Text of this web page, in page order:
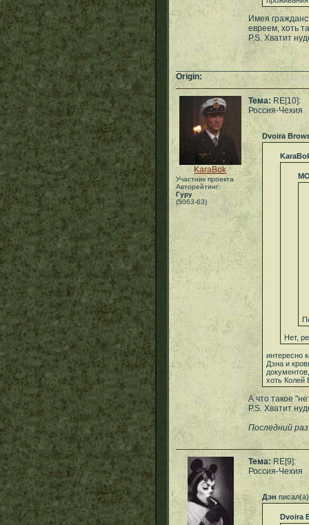
Имея
евреем, хоть
P.S. Хватит
Origin:
KaraBok
Участник проекта
Авторейтинг:
Гуру
(5063-63)
Тема: RE[10]:
Россия-Чехия
Dvoira
Нет,
интересно
Дэна и
хоть Колей
А что такое
P.S. Хватит
Последний
Тема: RE[9]:
Россия-Чехия
Дэн писал(а)
Dvoira